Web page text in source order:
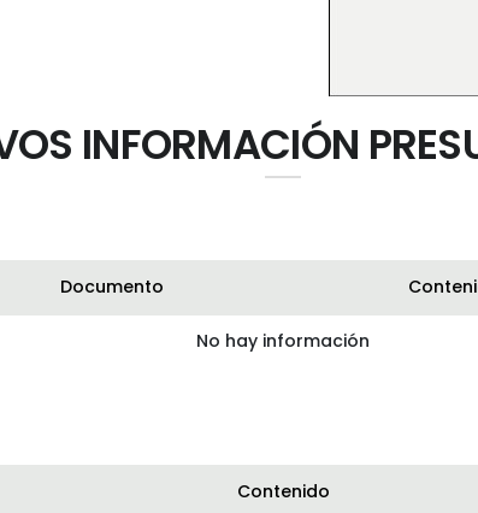
INFORMACIÓN
Documento
No hay información
Contenido